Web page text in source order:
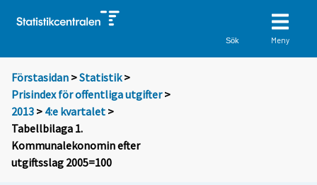
Sök Meny
Förstasidan >Statistik >
Prisindex för offentliga utgifter>
2013 > 4:e kvartalet >
Tabellbilaga 1.
Kommunalekonomin efter
utgiftsslag 2005=100